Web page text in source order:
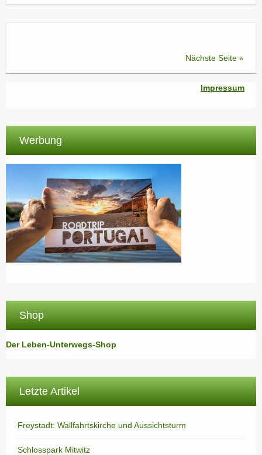
Nächste Seite »
Impressum
Werbung
Shop
Der Leben-Unterwegs-Shop
Letzte Artikel
Freystadt: Wallfahrtskirche und Aussichtsturm
Schlosspark Mitwitz